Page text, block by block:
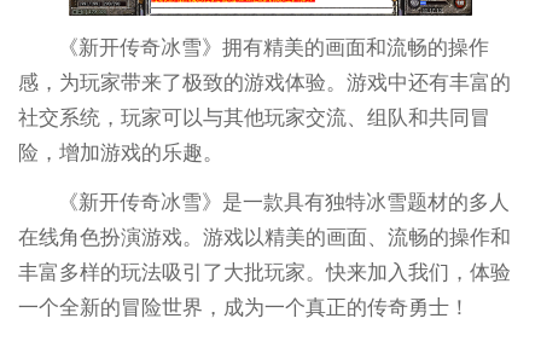
《新开传奇冰雪》拥有精美的画面和流畅的操作
感，为玩家带来了极致的游戏体验。游戏中还有丰富的
社交系统，玩家可以与其他玩家交流、组队和共同冒
险，增加游戏的乐趣。
《新开传奇冰雪》是一款具有独特冰雪题材的多人
在线角色扮演游戏。游戏以精美的画面、流畅的操作和
丰富多样的玩法吸引了大批玩家。快来加入我们，体验
一个全新的冒险世界，成为一个真正的传奇勇士！